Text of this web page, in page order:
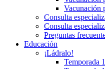
Vacunación
Consulta
Consulta
Preguntas
Educación
¡Ládralo!
Temporada